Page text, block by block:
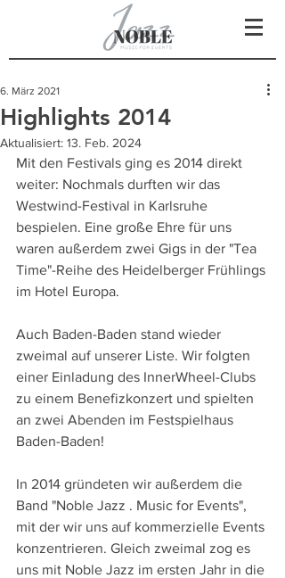
Highlights 2014
6. März 2021
Aktualisiert: 13. Feb. 2024
Mit den Festivals ging es 2014 direkt
weiter: Nochmals durften wir das
Westwind-Festival in Karlsruhe
bespielen. Eine große Ehre für uns
waren außerdem zwei Gigs in der "Tea
Time"-Reihe des Heidelberger Frühlings
im Hotel Europa.
Auch Baden-Baden stand wieder
zweimal auf unserer Liste. Wir folgten
einer Einladung des InnerWheel-Clubs
zu einem Benefizkonzert und spielten
an zwei Abenden im Festspielhaus
Baden-Baden!
In 2014 gründeten wir außerdem die
Band "Noble Jazz . Music for Events",
mit der wir uns auf kommerzielle Events
konzentrieren. Gleich zweimal zog es
uns mit Noble Jazz im ersten Jahr in die